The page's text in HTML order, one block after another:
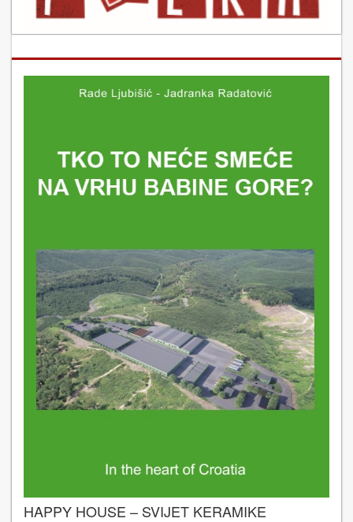
HAPPY HOUSE – SVIJET KERAMIKE